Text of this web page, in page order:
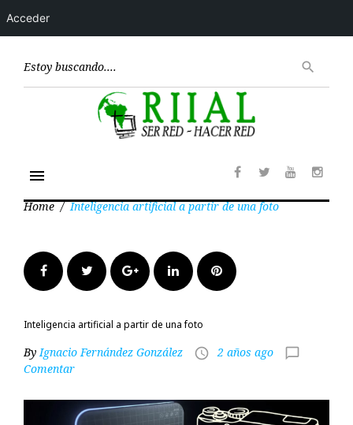
search
menu
Home / Inteligencia artificial a partir de una foto
FacebookTwitter Google+LinkedInPinterest
Inteligencia artificial a partir de una foto
ByIgnacio Fernández González access_time 2 años ago chat_bubble_outline
Comentar
Acceder